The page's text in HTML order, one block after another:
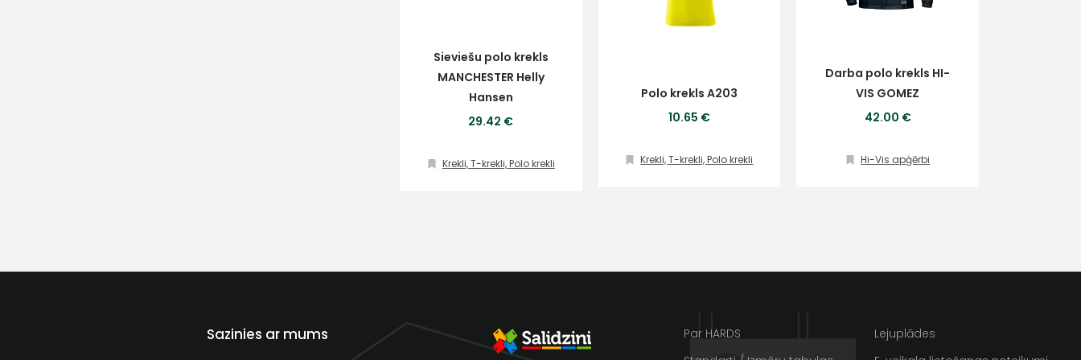
Sieviešu polo krekls
MANCHESTER Helly
Hansen
29.42 €
Krekli, T-krekli, Polo krekli
Polo krekls A203
10.65 €
Krekli, T-krekli, Polo krekli
Darba polo krekls HI-
VIS GOMEZ
42.00 €
Hi-Vis apģērbi
Sazinies ar mums
Par HARDS
Lejuplādes
Klientu
atbalsts